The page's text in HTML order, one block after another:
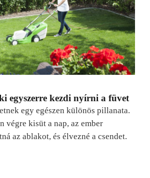
egyszerre kezdi nyírni a füvet
egy egészen különös pillanata.
végre kisüt a nap, az ember
az ablakot, és élvezné a csendet.